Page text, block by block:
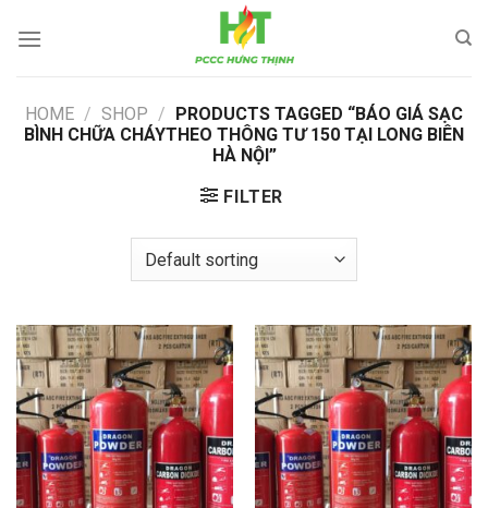
HOME / SHOP / PRODUCTS TAGGED “BÁO GIÁ SẠC
BÌNH CHỮA CHÁYTHEO THÔNG TƯ 150 TẠI LONG BIÊN
HÀ NỘI”
FILTER